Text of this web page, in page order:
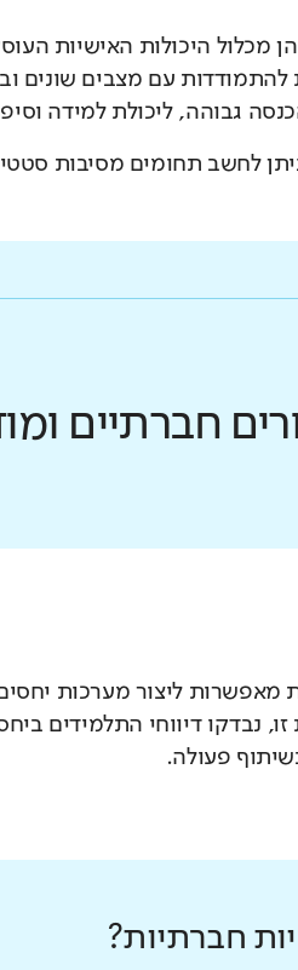
הן מכלול היכולות האישיות
להתמודדות עם מצבים שונים
גבוהה, ליכולת למידה
לחשב תחומים מסיבות
חברתיים
מאפשרות ליצור מערכות
זו, נבדקו דיווחי התלמידים
פעולה.
חברתיות?